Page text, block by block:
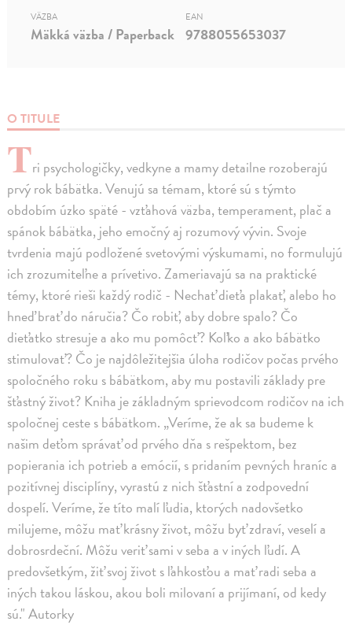
O TITULE
Tri psychologičky, vedkyne a mamy detailne rozoberajú
prvý rok bábätka. Venujú sa témam, ktoré sú s týmto
obdobím úzko späté - vzťahová väzba, temperament, plač a
spánok bábätka, jeho emočný aj rozumový vývin. Svoje
tvrdenia majú podložené svetovými výskumami, no formulujú
ich zrozumiteľne a prívetivo. Zameriavajú sa na praktické
témy, ktoré rieši každý rodič - Nechať dieťa plakať, alebo ho
hneď brať do náručia? Čo robiť, aby dobre spalo? Čo
dieťatko stresuje a ako mu pomôcť? Koľko a ako bábätko
stimulovať? Čo je najdôležitejšia úloha rodičov počas prvého
spoločného roku s bábätkom, aby mu postavili základy pre
šťastný život? Kniha je základným sprievodcom rodičov na ich
spoločnej ceste s bábätkom. „Veríme, že ak sa budeme k
našim deťom správať od prvého dňa s rešpektom, bez
popierania ich potrieb a emócií, s pridaním pevných hraníc a
pozitívnej disciplíny, vyrastú z nich šťastní a zodpovední
dospelí. Veríme, že títo malí ľudia, ktorých nadovšetko
milujeme, môžu mať krásny život, môžu byť zdraví, veselí a
dobrosrdeční. Môžu veriť sami v seba a v iných ľudí. A
predovšetkým, žiť svoj život s ľahkosťou a mať radi seba a
iných takou láskou, akou boli milovaní a prijímaní, od kedy
sú." Autorky
VÄZBA
Mäkká väzba / Paperback
EAN
9788055653037